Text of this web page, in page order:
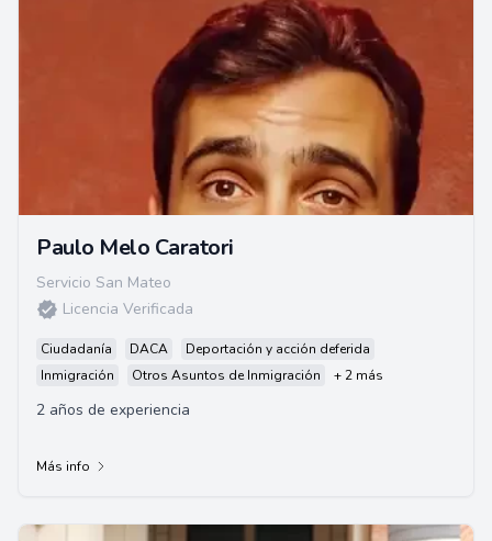
Paulo Melo Caratori
Servicio San Mateo
Licencia Verificada
Ciudadanía DACA
Deportación y acción deferida
Inmigración
Otros Asuntos de Inmigración + 2 más
2 años de experiencia
Más info